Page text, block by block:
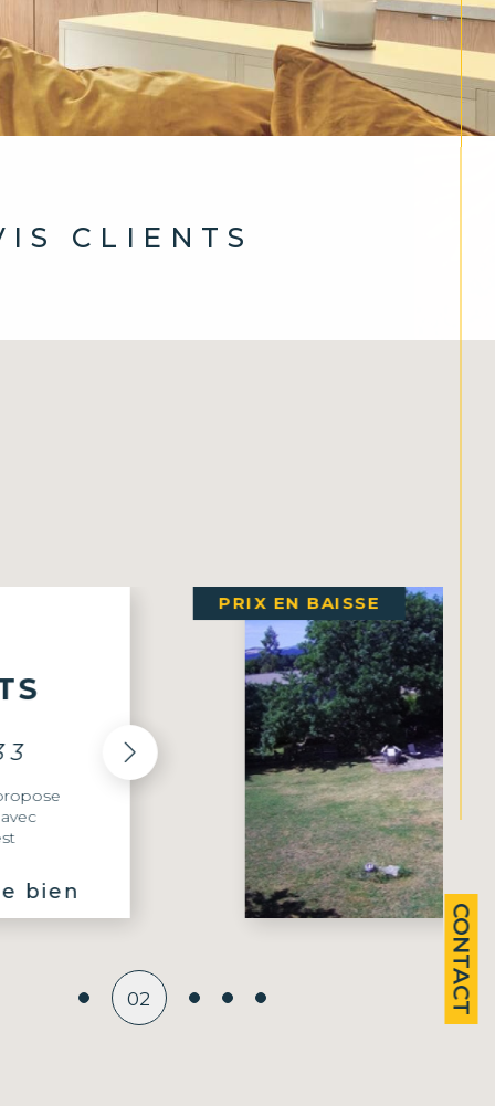
CONTACT
CLIENTS
à St
bien
NOUVEAUTÉ
02